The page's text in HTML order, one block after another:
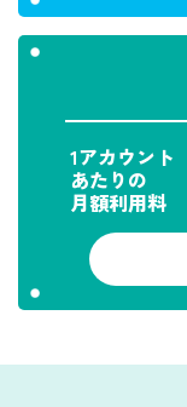
1アカウント
あたりの
月額利用料